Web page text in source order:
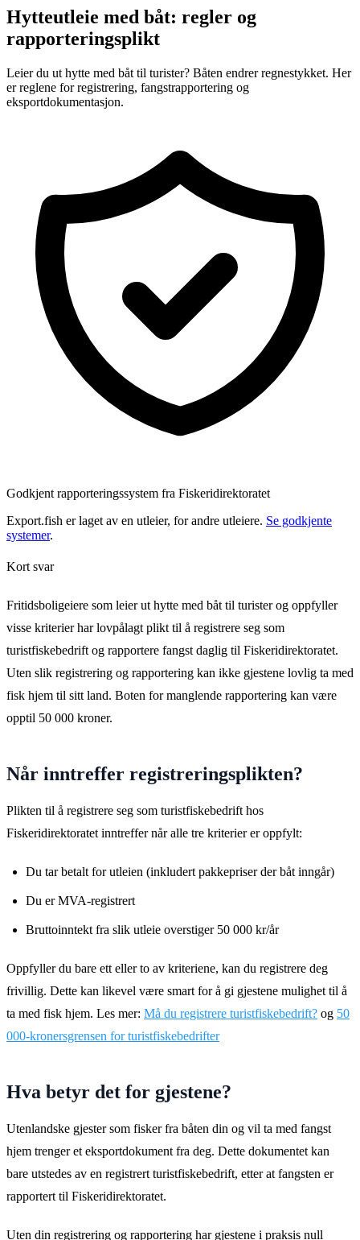
Hytteutleie med båt: regler og
rapporteringsplikt
Leier du ut hytte med båt til turister? Båten endrer regnestykket. Her
er reglene for registrering, fangstrapportering og
eksportdokumentasjon.
Godkjent rapporteringssystem fra Fiskeridirektoratet
Export.fish er laget av en utleier, for andre utleiere. Se godkjente
systemer.
Kort svar
Fritidsboligeiere som leier ut hytte med båt til turister og oppfyller
visse kriterier har lovpålagt plikt til å registrere seg som
turistfiskebedrift og rapportere fangst daglig til Fiskeridirektoratet.
Uten slik registrering og rapportering kan ikke gjestene lovlig ta med
fisk hjem til sitt land. Boten for manglende rapportering kan være
opptil 50 000 kroner.
Når inntreffer registreringsplikten?
Plikten til å registrere seg som turistfiskebedrift hos
Fiskeridirektoratet inntreffer når alle tre kriterier er oppfylt:
Du tar betalt for utleien (inkludert pakkepriser der båt inngår)
Du er MVA-registrert
Bruttoinntekt fra slik utleie overstiger 50 000 kr/år
Oppfyller du bare ett eller to av kriteriene, kan du registrere deg
frivillig. Dette kan likevel være smart for å gi gjestene mulighet til å
ta med fisk hjem. Les mer: Må du registrere turistfiskebedrift? og 50
000-kronersgrensen for turistfiskebedrifter
Hva betyr det for gjestene?
Utenlandske gjester som fisker fra båten din og vil ta med fangst
hjem trenger et eksportdokument fra deg. Dette dokumentet kan
bare utstedes av en registrert turistfiskebedrift, etter at fangsten er
rapportert til Fiskeridirektoratet.
Uten din registrering og rapportering har gjestene i praksis null